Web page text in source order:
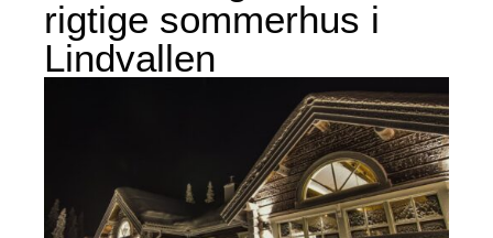
rigtige sommerhus i
Lindvallen